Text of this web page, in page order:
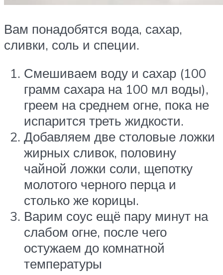
Вам понадобятся вода, сахар,
сливки, соль и специи.
Смешиваем воду и сахар (100
грамм сахара на 100 мл воды),
греем на среднем огне, пока не
испарится треть жидкости.
Добавляем две столовые ложки
жирных сливок, половину
чайной ложки соли, щепотку
молотого черного перца и
столько же корицы.
Варим соус ещё пару минут на
слабом огне, после чего
остужаем до комнатной
температуры